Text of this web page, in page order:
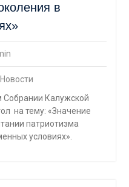
в
Новости
Собрании Калужской
на тему: «Значение
патриотизма
условиях».